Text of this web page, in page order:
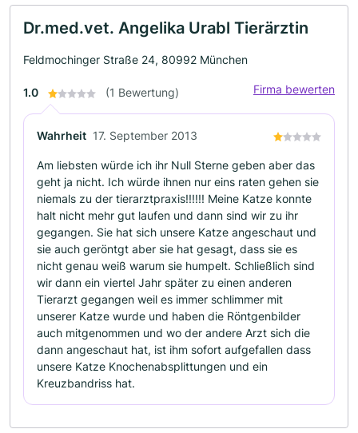
Dr.med.vet. Angelika Urabl Tierärztin
Feldmochinger Straße 24, 80992 München
1.0 (1 Bewertung) Firma bewerten
Wahrheit 17. September 2013
Am liebsten würde ich ihr Null Sterne geben aber das
geht ja nicht. Ich würde ihnen nur eins raten gehen sie
niemals zu der tierarztpraxis!!!!!! Meine Katze konnte
halt nicht mehr gut laufen und dann sind wir zu ihr
gegangen. Sie hat sich unsere Katze angeschaut und
sie auch geröntgt aber sie hat gesagt, dass sie es
nicht genau weiß warum sie humpelt. Schließlich sind
wir dann ein viertel Jahr später zu einen anderen
Tierarzt gegangen weil es immer schlimmer mit
unserer Katze wurde und haben die Röntgenbilder
auch mitgenommen und wo der andere Arzt sich die
dann angeschaut hat, ist ihm sofort aufgefallen dass
unsere Katze Knochenabsplittungen und ein
Kreuzbandriss hat.